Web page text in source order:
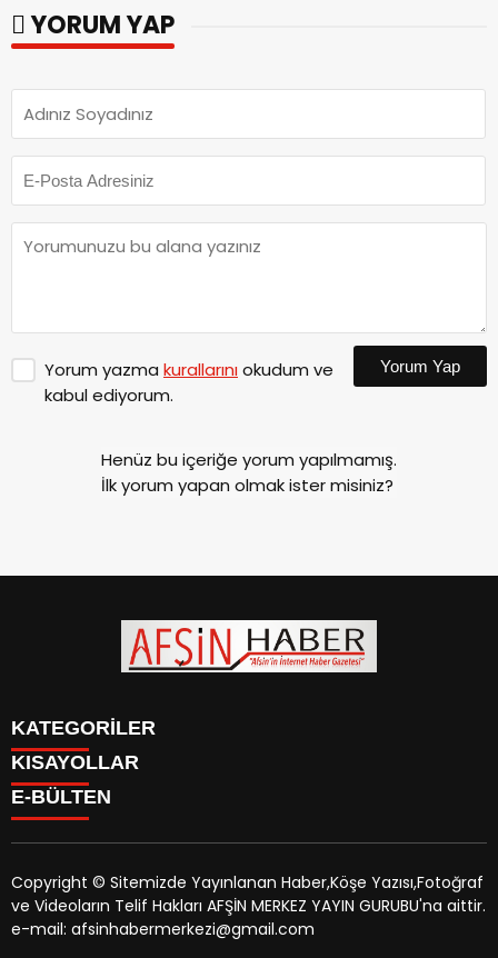
YORUM YAP
Yorum yazma kurallarınıokudum ve
kabul ediyorum.
Yorum Yap
Henüz bu içeriğe yorum yapılmamış.
İlk yorum yapan olmak ister misiniz?
KATEGORİLER
SİYASET
EĞİTİM
MAGAZİN
MANŞETLER
ÖZEL HABER
KISAYOLLAR
SİYASET
EĞİTİM
KÜLTÜR SANAT
MAGAZİN
MANŞETLER
E-BÜLTEN
afsinhaber.com e-bültenine abone olarak, tarafınıza haber,
duyuru ve kampanya içerikli e-postaların gönderilmesini
Copyright © Sitemizde Yayınlanan Haber,Köşe Yazısı,Fotoğraf
ve Videoların Telif Hakları AFŞİN MERKEZ YAYIN GURUBU'na aittir.
e-mail: afsinhabermerkezi@gmail.com